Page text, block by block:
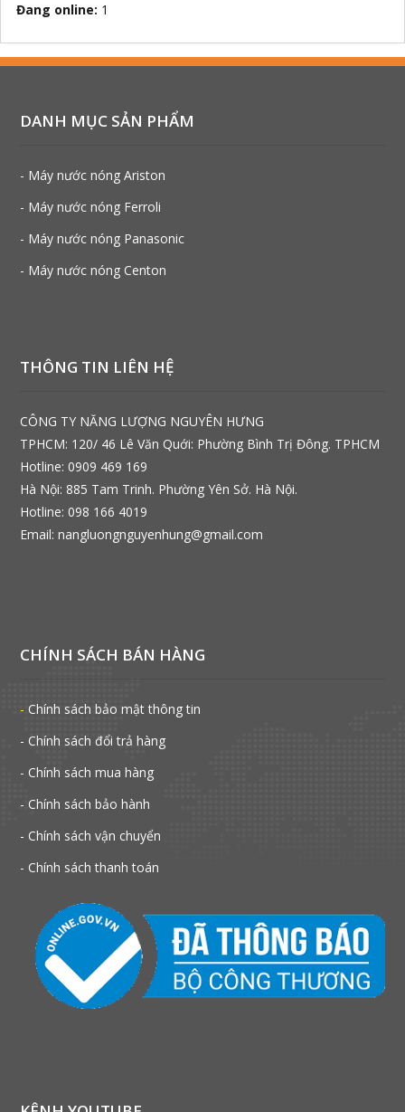
Đang online: 1
DANH MỤC SẢN PHẨM
- Máy nước nóng Ariston
- Máy nước nóng Ferroli
- Máy nước nóng Panasonic
- Máy nước nóng Centon
THÔNG TIN LIÊN HỆ
CÔNG TY NĂNG LƯỢNG NGUYÊN HƯNG
TPHCM: 120/ 46 Lê Văn Quới: Phường Bình Trị Đông. TPHCM
Hotline: 0909 469 169
Hà Nội: 885 Tam Trinh. Phường Yên Sở. Hà Nội.
Hotline: 098 166 4019
Email: nangluongnguyenhung@gmail.com
CHÍNH SÁCH BÁN HÀNG
- Chính sách bảo mật thông tin
- Chính sách đổi trả hàng
- Chính sách mua hàng
- Chính sách bảo hành
- Chính sách vận chuyển
- Chính sách thanh toán